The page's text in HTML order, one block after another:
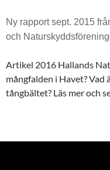
Ny rapport sept. 2015
och
Artikel 2016 Hallands
mångfalden i Havet? Vad
tångbältet? Läs mer och